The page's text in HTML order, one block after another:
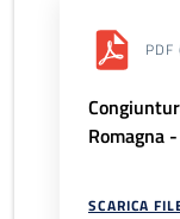
PDF
Romagna
SCARICA